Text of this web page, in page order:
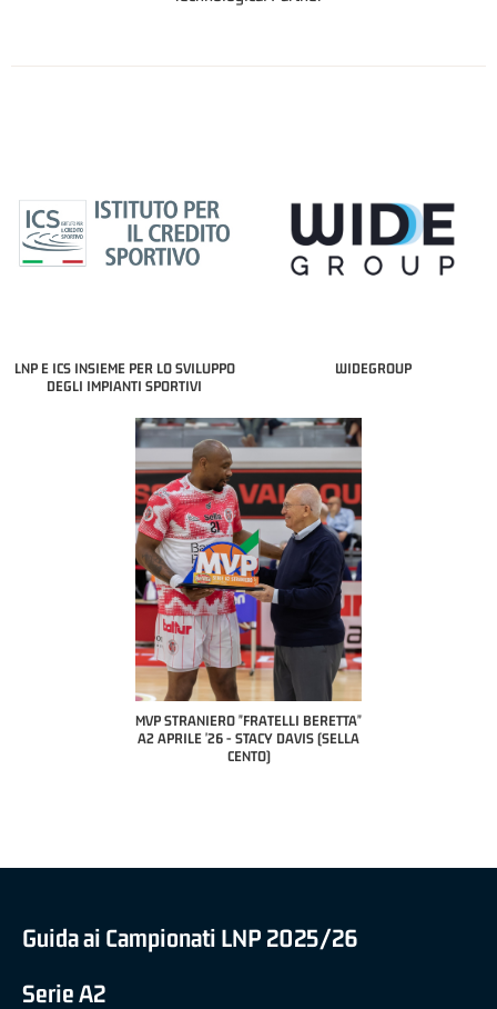
LNP E ICS INSIEME PER LO SVILUPPO
DEGLI IMPIANTI SPORTIVI
WIDEGROUP
MVP "FRATELLI BERETTA" SAMUEL
DILAS B NAZIONALE APRILE '26 -
MARCO RESTELLI (TAV TREVIGLIO
Guida ai Campionati LNP 2025/26
Serie A2